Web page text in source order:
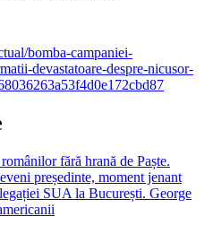
bomba-campaniei-
devastatoare-despre-nicusor-
fără hrană de Paște.
președinte, moment jenant
SUA la București. George